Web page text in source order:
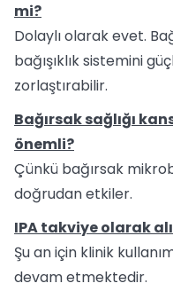
mi?
Dolaylı olarak evet.
bağışıklık sistemini
zorlaştırabilir.
Bağırsak sağlığı
önemli?
Çünkü bağırsak
doğrudan etkiler.
IPA takviye olarak
Şu an için klinik
devam etmektedir.